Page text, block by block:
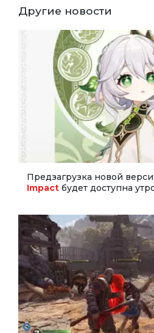
Другие новости
Предзагрузка новой
Impact будет доступна